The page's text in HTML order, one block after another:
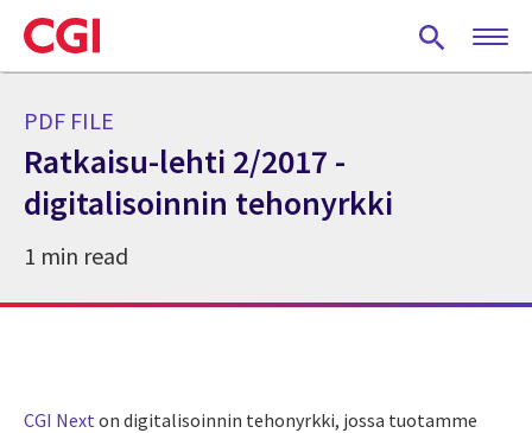
Skip
to
main
PDF FILE
Ratkaisu-lehti 2/2017 -
digitalisoinnin tehonyrkki
1 min read
CGI Next on digitalisoinnin tehonyrkki, jossa tuotamme